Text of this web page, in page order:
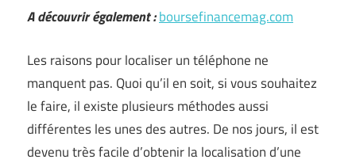
A découvrir également :boursefinancemag.com
Les raisons pour localiser un téléphone ne
manquent pas. Quoi qu’il en soit, si vous souhaitez
le faire, il existe plusieurs méthodes aussi
différentes les unes des autres. De nos jours, il est
devenu très facile d’obtenir la localisation d’une